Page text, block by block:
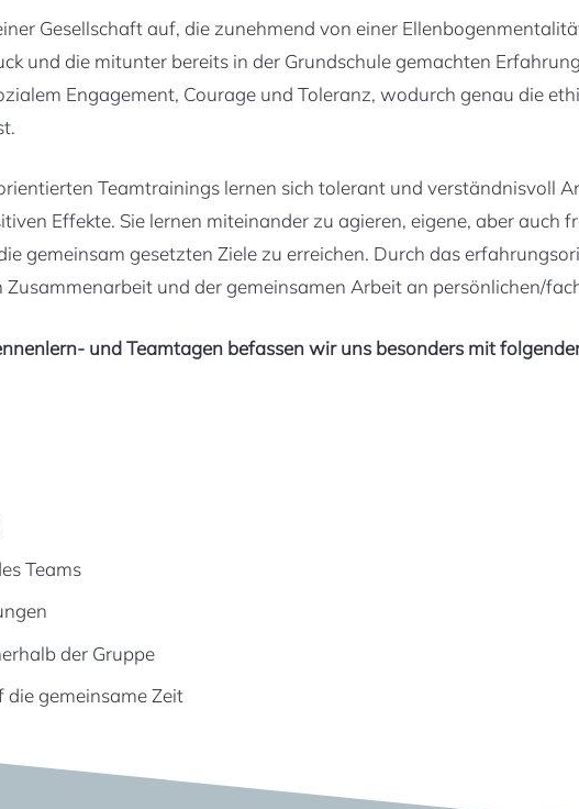
Gesellschaft auf, die zunehmend von einer
und die mitunter bereits in der Grundschule gemachten
Engagement, Courage und Toleranz, wodurch genau die
Teamtrainings lernen sich tolerant und verständnisvoll
Effekte. Sie lernen miteinander zu agieren, eigene, aber auch
gemeinsam gesetzten Ziele zu erreichen. Durch das
und der gemeinsamen Arbeit an persönlichen/
und Teamtagen befassen wir uns besonders mit
Teams
der Gruppe
die gemeinsame Zeit